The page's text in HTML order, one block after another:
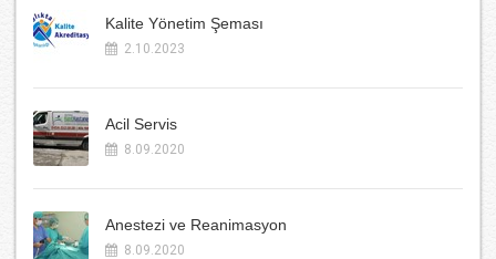
Kalite Yönetim Şeması
2.10.2023
Acil Servis
8.09.2020
Anestezi ve Reanimasyon
8.09.2020